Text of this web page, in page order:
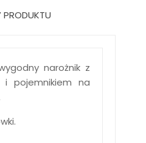
narożnik z
i pojemnikiem na